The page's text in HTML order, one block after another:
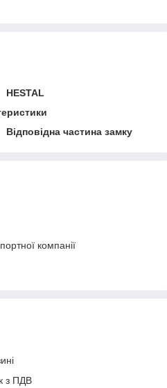
HESTAL
Відповідна частина замку
компанії
з ПДВ